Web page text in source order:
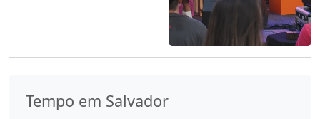
Tempo em Salvador